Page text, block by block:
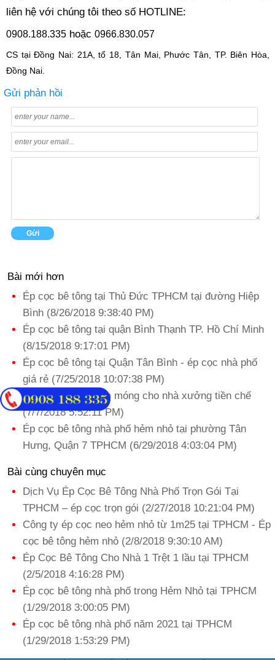
liên hệ với chúng tôi theo số HOTLINE:
0908.188.335 hoặc 0966.830.057
CS tại Đồng Nai: 21A, tổ 18, Tân Mai, Phước Tân, TP. Biên Hòa,
Đồng Nai.
Gửi phản hồi
Bài mới hơn
Ép cọc bê tông tại Thủ Đức TPHCM tại đường Hiệp
Bình (8/26/2018 9:38:40 PM)
Ép cọc bê tông tại quận Bình Thạnh TP. Hồ Chí Minh
(8/15/2018 9:17:01 PM)
Ép cọc bê tông tại Quận Tân Bình - ép cọc nhà phố
giá rẻ (7/25/2018 10:07:38 PM)
Ép cọc bê tông làm móng cho nhà xưởng tiền chế
(7/7/2018 5:52:11 PM)
Ép cọc bê tông nhà phố hẻm nhỏ tại phường Tân
Hưng, Quận 7 TPHCM (6/29/2018 4:03:04 PM)
Bài cùng chuyên mục
Dịch Vụ Ép Cọc Bê Tông Nhà Phố Trọn Gói Tại
TPHCM – ép cọc trọn gói (2/27/2018 10:21:04 PM)
Công ty ép cọc neo hẻm nhỏ từ 1m25 tại TPHCM - Ép
cọc bê tông hẻm nhỏ (2/8/2018 9:30:10 AM)
Ép Cọc Bê Tông Cho Nhà 1 Trệt 1 lầu tại TPHCM
(2/5/2018 4:16:28 PM)
Ép cọc bê tông nhà phố trong Hẻm Nhỏ tại TPHCM
(1/29/2018 3:00:05 PM)
Ép cọc bê tông nhà phố năm 2021 tại TPHCM
(1/29/2018 1:53:29 PM)